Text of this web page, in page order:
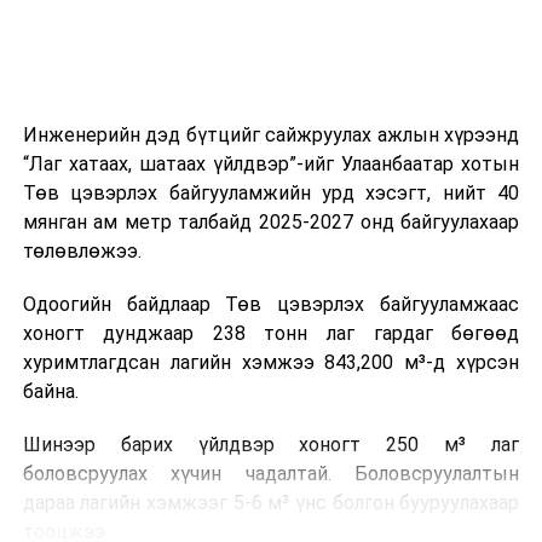
өдөр тутмын ажлын бэлэн байдлыг хангах зэрэг
практик ур чадварыг сургалтын хөтөлбөрт тусгажээ.
Сургалтыг танилцуулах лекц, асуулт-хариулт,
жишээнд суурилсан сургалт, багаар ажиллах дасгал,
танилцах, онцгой нөхцөлд ажиллах дадлага зэрэг
онол, практик хосолсон хэлбэрээр зохион байгуулж
байна.
зохион байгуулах Үндэсний хорооны Ажлын алба,
Нийслэлийн тээврийн газар, Автотээврийн үндэсний
төв болон Тээврийн цагдаагийн албаны холбогдох
Инженерийн дэд бүтцийг сайжруулах ажлын хүрээнд
“Лаг хатаах, шатаах үйлдвэр”-ийг Улаанбаатар хотын
Төв цэвэрлэх байгууламжийн урд хэсэгт, нийт 40
мянган ам метр талбайд 2025-2027 онд байгуулахаар
төлөвлөжээ.
Одоогийн байдлаар Төв цэвэрлэх байгууламжаас
хоногт дунджаар 238 тонн лаг гардаг бөгөөд
хуримтлагдсан лагийн хэмжээ 843,200 м³-д хүрсэн
байна.
Шинээр барих үйлдвэр хоногт 250 м³ лаг
боловсруулах хүчин чадалтай. Боловсруулалтын
дараа лагийн хэмжээг 5-6 м³ үнс болгон бууруулахаар